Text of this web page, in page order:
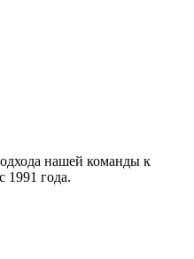
нашей команды к
1991 года.